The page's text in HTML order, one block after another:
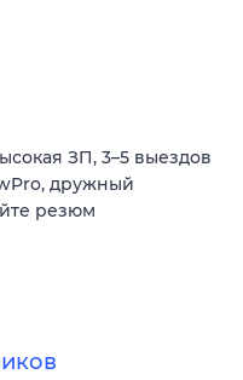
ЗП, 3–5 выездов
дружный
резюм